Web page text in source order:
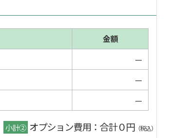
金額
—
—
—
小計② オプション費用：合計０円 （税込）